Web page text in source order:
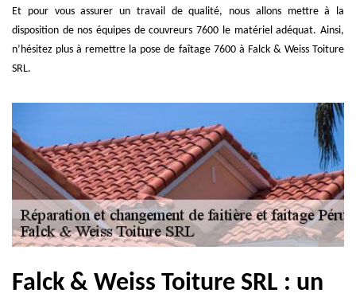
Et pour vous assurer un travail de qualité, nous allons mettre à la
disposition de nos équipes de couvreurs 7600 le matériel adéquat. Ainsi,
n’hésitez plus à remettre la pose de faîtage 7600 à Falck & Weiss Toiture
SRL.
Falck & Weiss Toiture SRL : un